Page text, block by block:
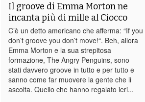
Il groove di Emma Morton ne
incanta più di mille al Ciocco
C’è un detto americano che afferma: “If you
don’t groove you don’t move!“. Beh, allora
Emma Morton e la sua strepitosa
formazione, The Angry Penguins, sono
stati davvero groove in tutto e per tutto e
sanno come far muovere la gente che li
ascolta. Quello che hanno regalato ieri...